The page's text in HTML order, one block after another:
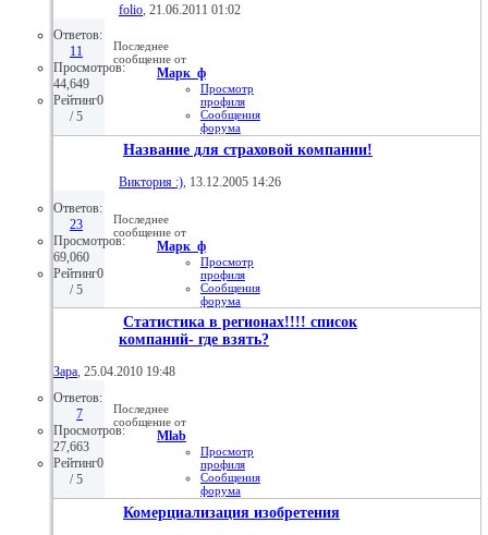
Просмотр
20:33
folio , 21.06.2011 01:02
Ответов:
11
Просмотров:
44,649
Рейтинг0
/ 5
Последнее
сообщение от
Марк_ф
Просмотр
профиля
Сообщения
форума
сообщение
статей
07.03.2013,
Название для страховой компании!
Виктория :), 13.12.2005 14:26
Ответов:
23
Просмотров:
69,060
Рейтинг0
/ 5
Последнее
сообщение от
Марк_ф
Просмотр
профиля
Сообщения
форума
сообщение
Просмотр
04.03.2013,
01:19
Статистика в регионах!!!! список
компаний- где взять?
Зара, 25.04.2010 19:48
Ответов:
7
Просмотров:
27,663
Рейтинг0
/ 5
Последнее
сообщение от
Mlab
Просмотр
профиля
Сообщения
форума
Домашняя
страница
Комерциализация изобретения